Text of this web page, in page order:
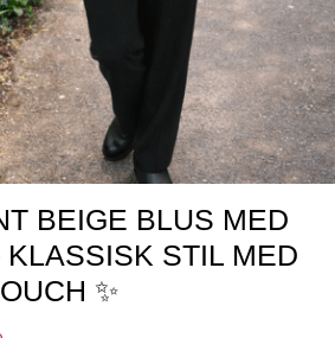
BEIGE BLUS MED
STIL MED
✨